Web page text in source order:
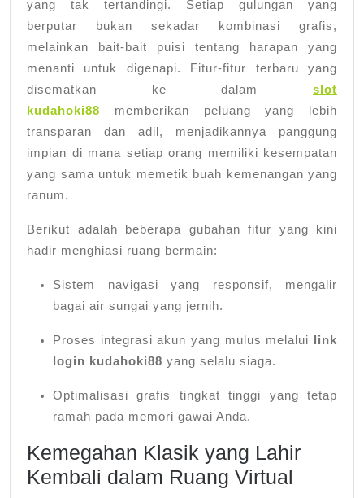
yang tak tertandingi. Setiap gulungan yang
berputar bukan sekadar kombinasi grafis,
melainkan bait-bait puisi tentang harapan yang
menanti untuk digenapi. Fitur-fitur terbaru yang
disematkan ke dalam slot
kudahoki88 memberikan peluang yang lebih
transparan dan adil, menjadikannya panggung
impian di mana setiap orang memiliki kesempatan
yang sama untuk memetik buah kemenangan yang
ranum.
Berikut adalah beberapa gubahan fitur yang kini
hadir menghiasi ruang bermain:
Sistem navigasi yang responsif, mengalir
bagai air sungai yang jernih.
Proses integrasi akun yang mulus melalui link
login kudahoki88 yang selalu siaga.
Optimalisasi grafis tingkat tinggi yang tetap
ramah pada memori gawai Anda.
Kemegahan Klasik yang Lahir
Kembali dalam Ruang Virtual